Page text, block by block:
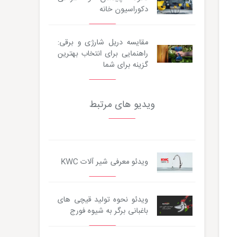
دکوراسیون خانه
مقایسه دریل شارژی و برقی:
راهنمایی برای انتخاب بهترین
گزینه برای شما
ویدیو های مرتبط
ویدئو معرفی شیر آلات KWC
ویدئو نحوه تولید قیچی های
باغبانی برگر به شیوه فورج